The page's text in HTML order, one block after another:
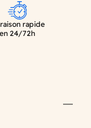
rapide
en 24/72h